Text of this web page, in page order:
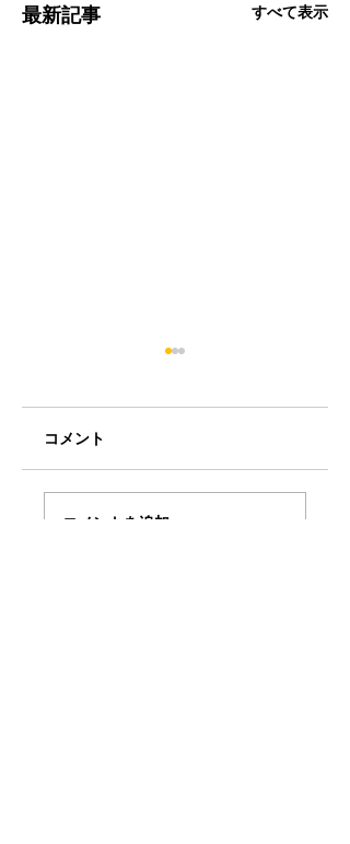
最新記事 すべて表示
コメント
コメントを追加…